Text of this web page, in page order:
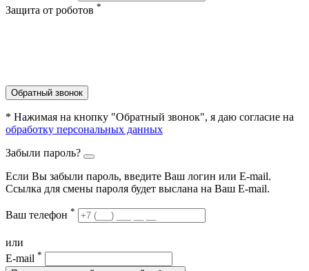
Защита от роботов *
Обратный звонок
* Нажимая на кнопку "Обратный звонок", я даю согласие на
обработку персональных данных
Забыли пароль?
Если Вы забыли пароль, введите Ваш логин или Е-mail.
Ссылка для смены пароля будет выслана на Ваш E-mail.
Ваш телефон *
или
E-mail *